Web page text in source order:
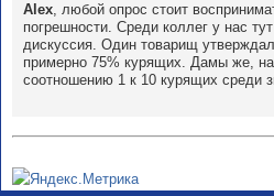
Alex, любой опрос стоит
погрешности. Среди коллег у нас
дискуссия. Один товарищ
примерно 75% курящих. Дамы же,
соотношению 1 к 10 курящих среди